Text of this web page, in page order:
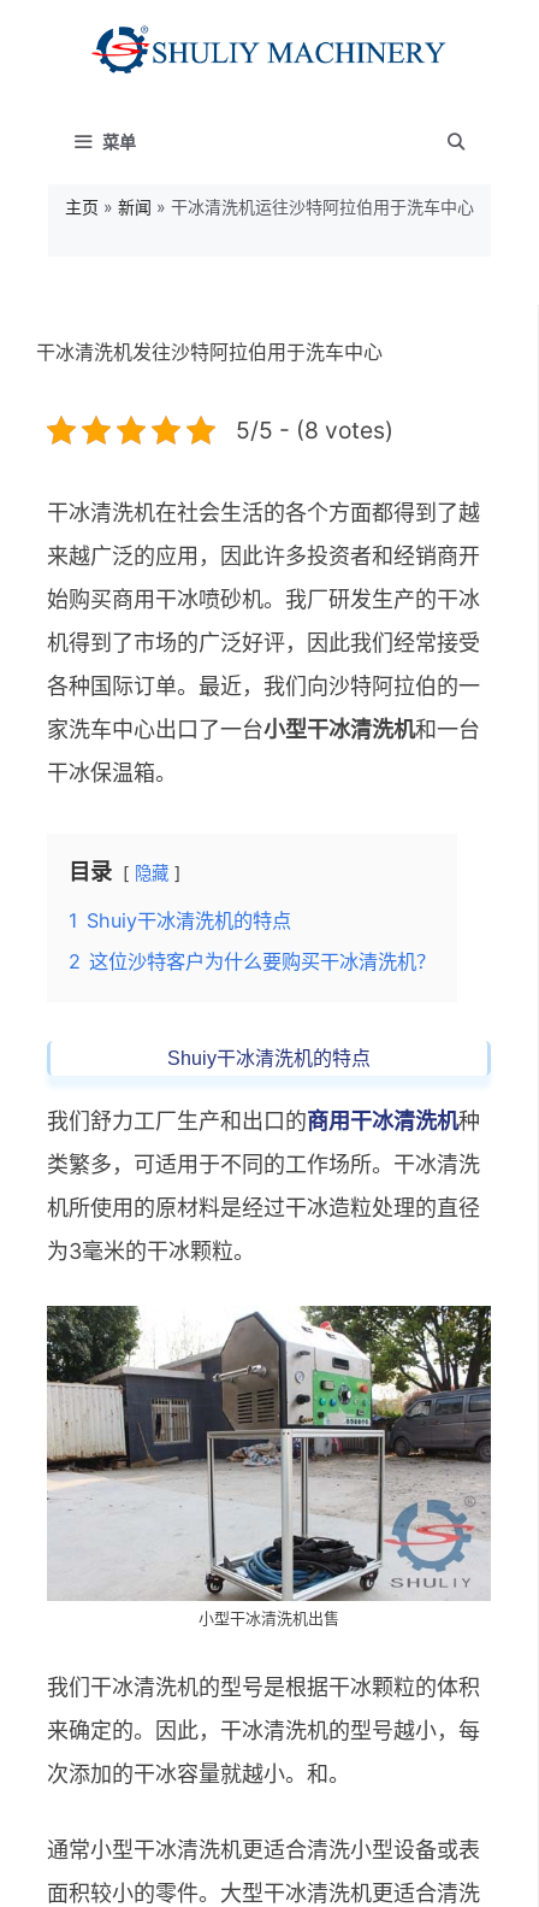
菜单
主页 » 新闻 » 干冰清洗机运往沙特阿拉伯用于洗车中心
干冰清洗机发往沙特阿拉伯用于洗车中心
5/5 - (8 votes)
干冰清洗机在社会生活的各个方面都得到了越
来越广泛的应用，因此许多投资者和经销商开
始购买商用干冰喷砂机。我厂研发生产的干冰
机得到了市场的广泛好评，因此我们经常接受
各种国际订单。最近，我们向沙特阿拉伯的一
家洗车中心出口了一台小型干冰清洗机和一台
干冰保温箱。
目录 隐藏
1 Shuiy干冰清洗机的特点
2 这位沙特客户为什么要购买干冰清洗机？
Shuiy干冰清洗机的特点
我们舒力工厂生产和出口的商用干冰清洗机种
类繁多，可适用于不同的工作场所。干冰清洗
机所使用的原材料是经过干冰造粒处理的直径
为3毫米的干冰颗粒。
小型干冰清洗机出售
我们干冰清洗机的型号是根据干冰颗粒的体积
来确定的。因此，干冰清洗机的型号越小，每
次添加的干冰容量就越小。和。
通常小型干冰清洗机更适合清洗小型设备或表
面积较小的零件。大型干冰清洗机更适合清洗